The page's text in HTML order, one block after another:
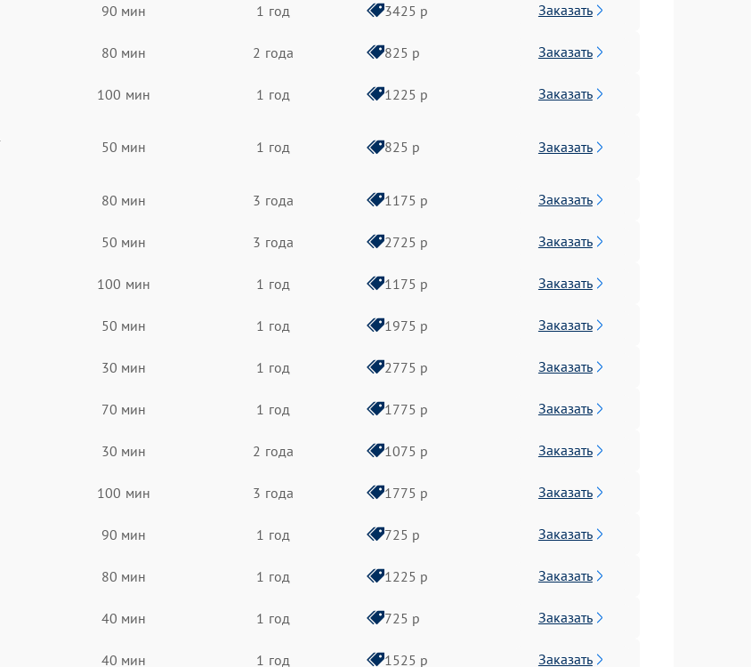
90 мин 1 год 3425 р Заказать
80 мин 2 года 825 р Заказать
100 мин 1 год 1225 р Заказать
50 мин 1 год 825 р Заказать
80 мин 3 года 1175 р Заказать
50 мин 3 года 2725 р Заказать
100 мин 1 год 1175 р Заказать
50 мин 1 год 1975 р Заказать
30 мин 1 год 2775 р Заказать
70 мин 1 год 1775 р Заказать
30 мин 2 года 1075 р Заказать
100 мин 3 года 1775 р Заказать
90 мин 1 год 725 р Заказать
80 мин 1 год 1225 р Заказать
40 мин 1 год 725 р Заказать
40 мин 1 год 1525 р Заказать